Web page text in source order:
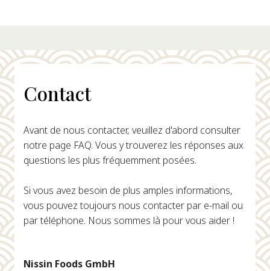
Contact
Avant de nous contacter, veuillez d'abord consulter
notre page FAQ. Vous y trouverez les réponses aux
questions les plus fréquemment posées.
Si vous avez besoin de plus amples informations,
vous pouvez toujours nous contacter par e-mail ou
par téléphone. Nous sommes là pour vous aider !
Nissin Foods GmbH